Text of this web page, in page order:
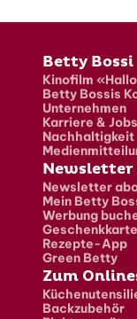
Fusszeile
Betty Bossi
Kinofilm
Betty Bossis
Unternehmen
Karriere & Jobs
Nachhaltigkeit
Newsletter
Newsletter
Mein Betty
Werbung
Rezepte-App
Green Betty
Zum
Backzubehör